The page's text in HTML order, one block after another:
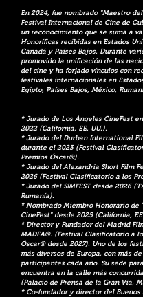
En 2024, fue nombrado "Maestro
Festival Internacional de Cine de
un reconocimiento que se suma a
Honoríficas recibidas en Estados
Canadá y Países Bajos. Durante
promovido la unificación de las
del cine y ha forjado vínculos con
festivales internacionales en
Egipto, Países Bajos, México,
* Jurado de Los Ángeles CineFest
2022 (California, EE. UU.).
* Jurado del Durban International
durante el 2023 (Festival
Premios Óscar®).
* Jurado del Alexandria Short Film
2026 (Festival Clasificatorio a los
* Jurado del SIMFEST desde 2026
Rumanía).
* Nombrado Miembro Honorario de
CineFest" desde 2025 (California,
* Director y Fundador del Madrid
MADFA®. (Festival Clasificatorio a
Óscar® desde 2027). Uno de los
más diversos de Europa, con más
participantes cada año. Su sede
encuentra en la calle más
(Palacio de Prensa de la Gran Vía,
* Co-fundador y director del Buenos